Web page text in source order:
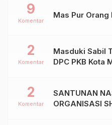
Mas Pur
9
Komentar
Masduki Sabil
DPC PKB Kota
2
Komentar
SANTUNAN
ORGANISASI
2
Komentar